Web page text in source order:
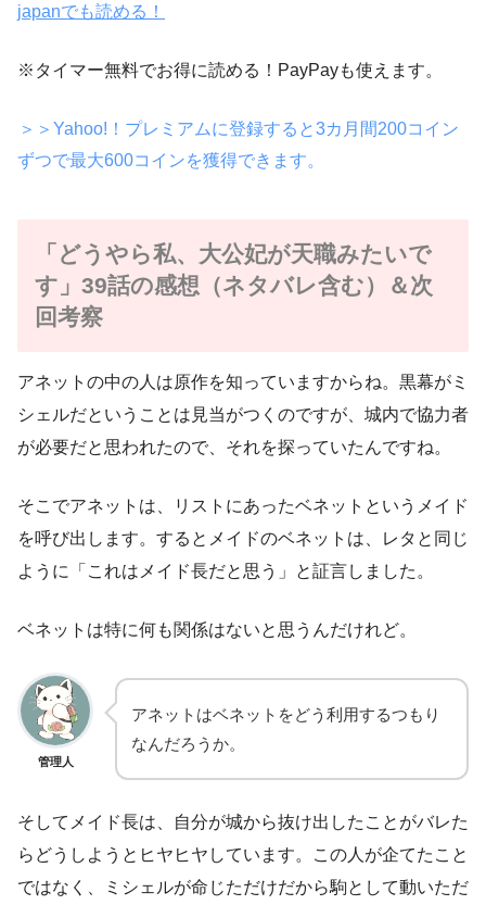
japanでも読める！
※タイマー無料でお得に読める！PayPayも使えます。
＞＞Yahoo!！プレミアムに登録すると3カ月間200コイン
ずつで最大600コインを獲得できます。
「どうやら私、大公妃が天職みたいで
す」39話の感想（ネタバレ含む）＆次
回考察
アネットの中の人は原作を知っていますからね。黒幕がミ
シェルだということは見当がつくのですが、城内で協力者
が必要だと思われたので、それを探っていたんですね。
そこでアネットは、リストにあったベネットというメイド
を呼び出します。するとメイドのベネットは、レタと同じ
ように「これはメイド長だと思う」と証言しました。
ベネットは特に何も関係はないと思うんだけれど。
管理人
アネットはベネットをどう利用するつもり
なんだろうか。
そしてメイド長は、自分が城から抜け出したことがバレた
らどうしようとヒヤヒヤしています。この人が企てたこと
ではなく、ミシェルが命じただけだから駒として動いただ